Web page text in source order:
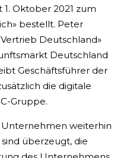
Oktober 2021 zum
bestellt. Peter
Deutschland»
Deutschland
Geschäftsführer der
die digitale
Gruppe.
weiterhin
überzeugt, die